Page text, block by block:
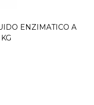
ENZIMATICO A